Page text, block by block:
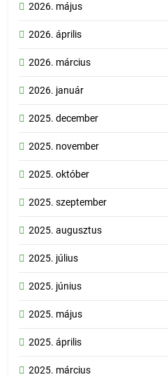
2026. május
2026. április
2026. március
2026. január
2025. december
2025. november
2025. október
2025. szeptember
2025. augusztus
2025. július
2025. június
2025. május
2025. április
2025. március